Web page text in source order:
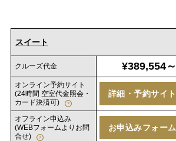
スイート
クルーズ代金 ¥389,554～
オンライン予約サイト
(24時間 空室代金照会・
カード決済可)
詳細・予約サイト
オフライン申込み
(WEBフォームよりお問
合せ)
お申込みフォーム